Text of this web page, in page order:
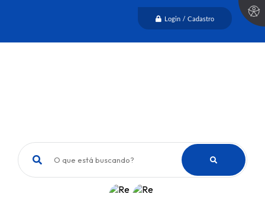
Login / Cadastro
O que está buscando?